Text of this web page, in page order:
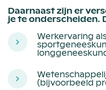
Daarnaast zijn er
je te onderscheiden.
Werkervaring
(bijvoorbeeld